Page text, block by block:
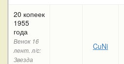
20 копеек
1955
года
Венок 16
лент. л/c:
Звезда
CuNi